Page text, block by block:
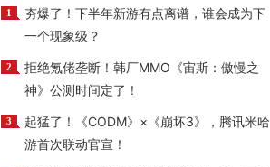
1
夯爆了！下半年新游有点离谱，谁会成为下
一个现象级？
2
拒绝氪佬垄断！韩厂MMO《宙斯：傲慢之
神》公测时间定了！
3
起猛了！《CODM》×《崩坏3》，腾讯米哈
游首次联动官宣！